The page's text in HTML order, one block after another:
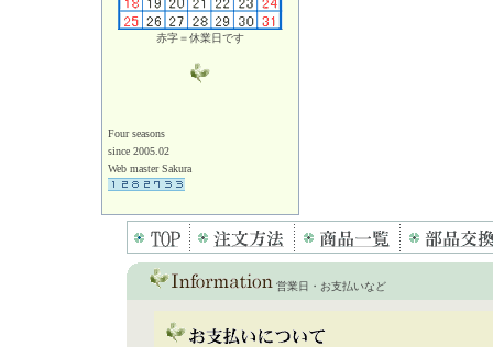
赤字＝休業日です
Four seasons
since 2005.02
Web master Sakura
営業日・お支払いなど